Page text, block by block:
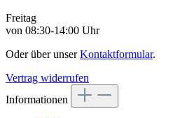
Freitag
von 08:30-14:00 Uhr
Oder über unserKontaktformular.
Vertrag widerrufen
Informationen